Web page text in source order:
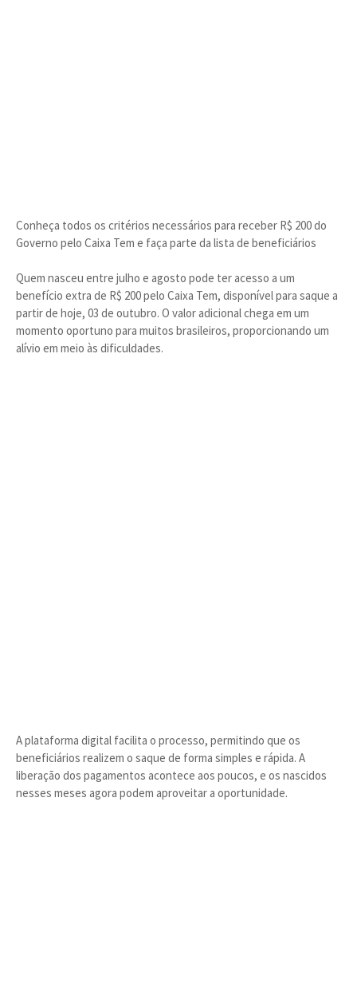
Conheça todos os critérios necessários para receber R$ 200 do
Governo pelo Caixa Tem e faça parte da lista de beneficiários
Quem nasceu entre julho e agosto pode ter acesso a um
benefício extra de R$ 200 pelo Caixa Tem, disponível para saque a
partir de hoje, 03 de outubro. O valor adicional chega em um
momento oportuno para muitos brasileiros, proporcionando um
alívio em meio às dificuldades.
A plataforma digital facilita o processo, permitindo que os
beneficiários realizem o saque de forma simples e rápida. A
liberação dos pagamentos acontece aos poucos, e os nascidos
nesses meses agora podem aproveitar a oportunidade.